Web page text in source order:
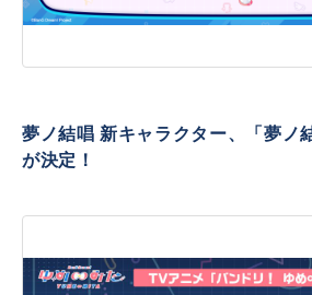
夢ノ結唱 新キャラクター、「夢ノ
が決定！